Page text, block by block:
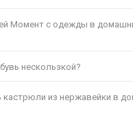
Момент с одежды в
нескользкой?
кастрюли из нержавейки в